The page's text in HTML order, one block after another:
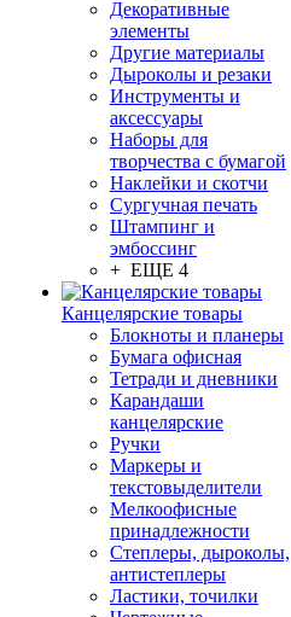
Декоративные
элементы
Другие материалы
Дыроколы и резаки
Инструменты и
аксессуары
Наборы для
творчества с бумагой
Наклейки и скотчи
Сургучная печать
Штампинг и
эмбоссинг
+ ЕЩЕ 4
Канцелярские товары
Блокноты и планеры
Бумага офисная
Тетради и дневники
Карандаши
канцелярские
Ручки
Маркеры и
текстовыделители
Мелкоофисные
принадлежности
Степлеры, дыроколы,
антистеплеры
Ластики, точилки